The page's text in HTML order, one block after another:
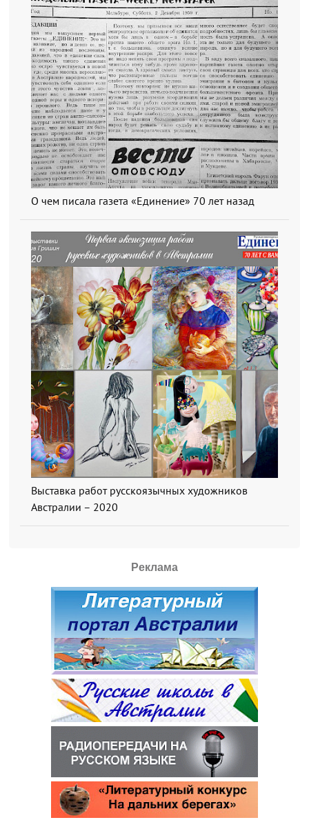
О чем писала газета «Единение» 70 лет назад
Выставка работ русскоязычных художников
Австралии – 2020
Реклама